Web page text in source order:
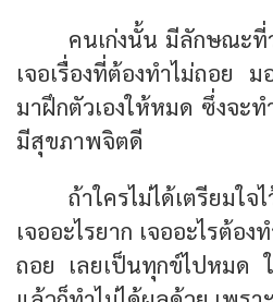
คนเก่งนั้น มีลักษณะที่
เจอเรื่องที่ต้องทำไม่ถอย
มาฝึกตัวเองให้หมด ซึ่งจะ
มีสุขภาพจิตดี
ถ้าใครไม่ได้เตรียมใ
เจออะไรยาก เจออะไรต้อ
ถอย เลยเป็นทุกข์ไปหมด